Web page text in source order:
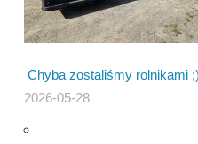
Chyba zostaliśmy rolnikami ;)
2026-05-28